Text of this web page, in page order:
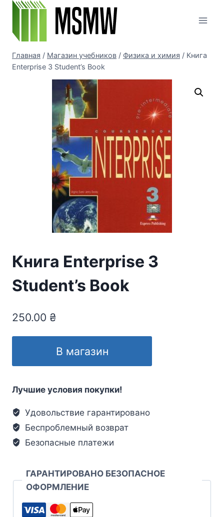
Перейти
содержимому
Главная / Магазин учебников / Физика и химия / Книга
Enterprise 3 Student’s Book
Книга Enterprise 3
Student’s Book
250.00 ₴
В магазин
Лучшие условия покупки!
Удовольствие гарантировано
Беспроблемный возврат
Безопасные платежи
ГАРАНТИРОВАНО БЕЗОПАСНОЕ
ОФОРМЛЕНИЕ